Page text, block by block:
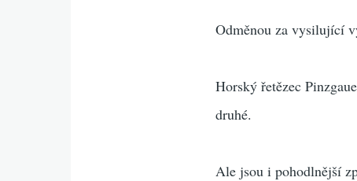
Odměnou za vysilující
Horský řetězec
druhé.
Ale jsou i pohodlnější